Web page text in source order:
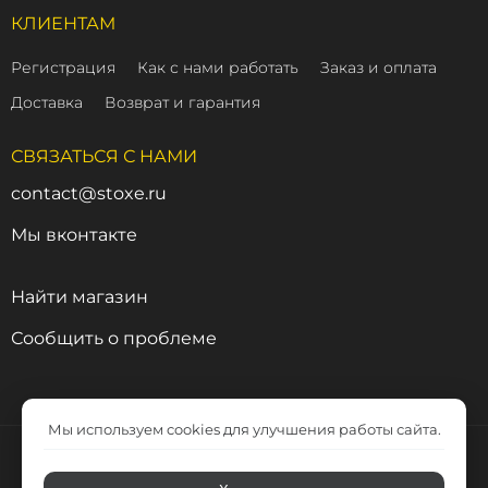
КЛИЕНТАМ
Регистрация Как с нами работать
Заказ и оплата
Доставка
Возврат и гарантия
СВЯЗАТЬСЯ С НАМИ
contact@stoxe.ru
Мы вконтакте
Найти магазин
Сообщить о проблеме
Мы используем cookies для улучшения работы сайта.